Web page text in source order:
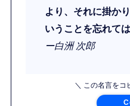
より、それに掛か
いうことを忘れて
ー白洲 次郎
＼ この名言をコ